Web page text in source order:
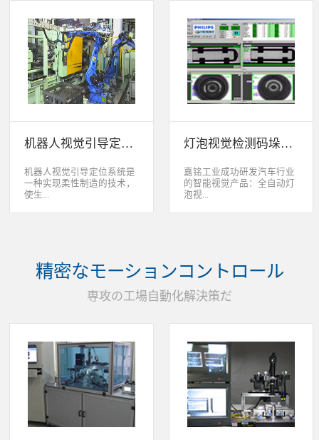
差，3D视觉定位系统能够根
据工件的三维特征信息，准
确获取工件的三维位置信
息。该系统可广泛应用于各
类生产线上物料搬运、装
配、上架、下架等。 系统
采用最先进的2D、2.5D和
3D视觉定位技术，引导机器
空间内目标工件的准确抓
上存在位移和角度偏差，3D
的三维特征信息，准确获取
工件的三维位置信息。该系
统可广泛应用于各类生产线
上物料搬运、装配、上架、
下架等。
机器人视觉引导定位系统
机器人视觉引导定位系统是
一种实现柔性制造的技术，
使生...
器视觉系统还能在处理或组
装产品的同时对其进行检
和数据矩阵代码。功能介绍
少了人力成本，大幅度的提
高了生产力，为客户创造了
显著的经济效益和社会效
益。应用机器视觉引导机器
人是一种实现柔性制造的技
术，使生产线很容易适应产
品的变化、不同的位置及方
向，定位取放的零件或指导
灯泡视觉检测码垛系统
嘉铭工业成功研发汽车行业
的智能视觉产品：全自动灯
泡视...
泡、裂纹、脏污、气线；灯
头上的顶锡缺失、顶丝外
外露、脏污、灯头角度；剔
精密なモーションコントロール
専攻の工場自動化解決策だ